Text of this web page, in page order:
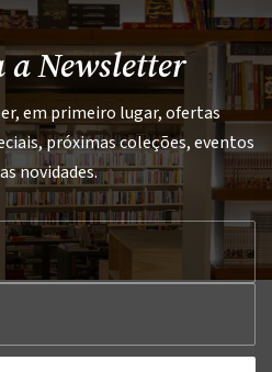
a Newsletter
em primeiro lugar, ofertas
próximas coleções, eventos
novidades.